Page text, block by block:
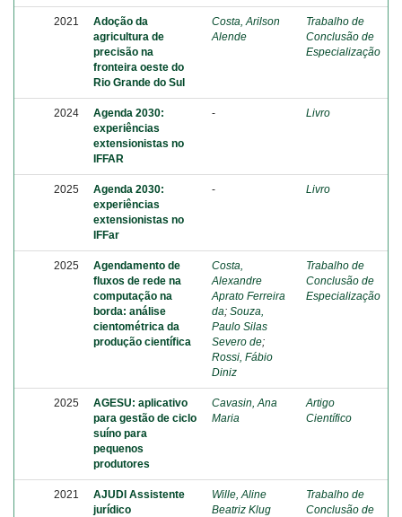
2021
Adoção da
agricultura de
precisão na
fronteira oeste do
Rio Grande do Sul
Costa, Arilson
Alende
Trabalho de
Conclusão de
Especialização
2024
Agenda 2030:
experiências
extensionistas no
IFFAR
- Livro
2025
Agenda 2030:
experiências
extensionistas no
IFFar
- Livro
2025
Agendamento de
fluxos de rede na
computação na
borda: análise
cientométrica da
produção científica
Costa,
Alexandre
Aprato Ferreira
da; Souza,
Paulo Silas
Severo de;
Rossi, Fábio
Diniz
Trabalho de
Conclusão de
Especialização
2025
AGESU: aplicativo
para gestão de ciclo
suíno para
pequenos
produtores
Cavasin, Ana
Maria
Artigo
Científico
2021
AJUDI Assistente
jurídico
Wille, Aline
Beatriz Klug
Trabalho de
Conclusão de